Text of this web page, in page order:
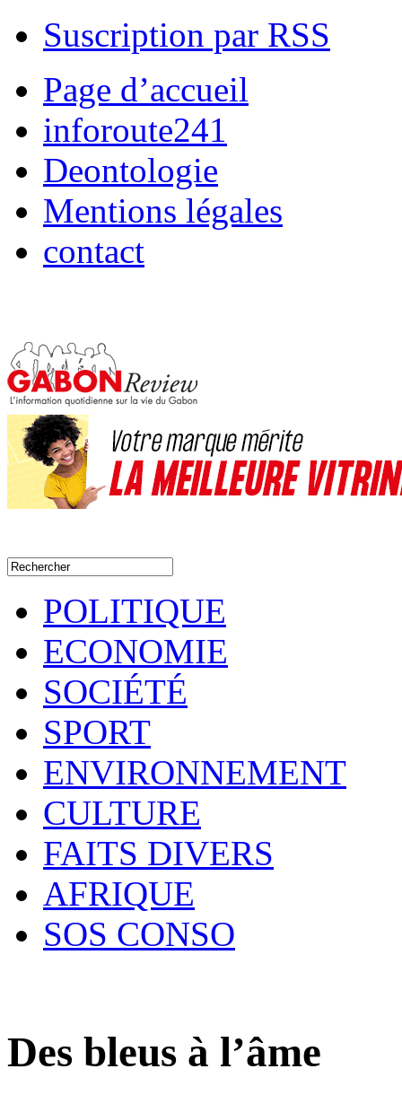
Suscription par RSS
Page d’accueil
inforoute241
Deontologie
Mentions légales
contact
POLITIQUE
ECONOMIE
SOCIÉTÉ
SPORT
ENVIRONNEMENT
CULTURE
FAITS DIVERS
AFRIQUE
SOS CONSO
Des bleus à l’âme